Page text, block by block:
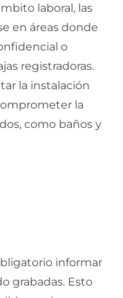
laboral, las
en áreas donde
o
registradoras.
la instalación
la
como baños y
informar
grabadas. Esto